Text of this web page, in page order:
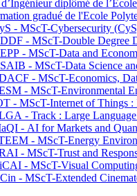
diplômé de
gradué de l'Ecole
- MScT-Cybersecurity
- MScT-Double Degree
- MScT-Data and
- MScT-Data Science
- MScT-Economics,
- MScT-Environmental
- MScT-Internet of Things :
- Track : Large
- AI for Markets and
- MScT-Energy
- MScT-Trust and
- MScT-Visual
- MScT-Extended